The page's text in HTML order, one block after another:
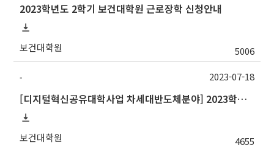
2023학년도 2학기 보건대학원 근로장학 신청안내
보건대학원 5006
-
[디지털혁신공유대학사업 차세대반도체분야] 2023학년도 2학기 포항공과대학교 교류 수학 안내
보건대학원 4655
2023-07-18